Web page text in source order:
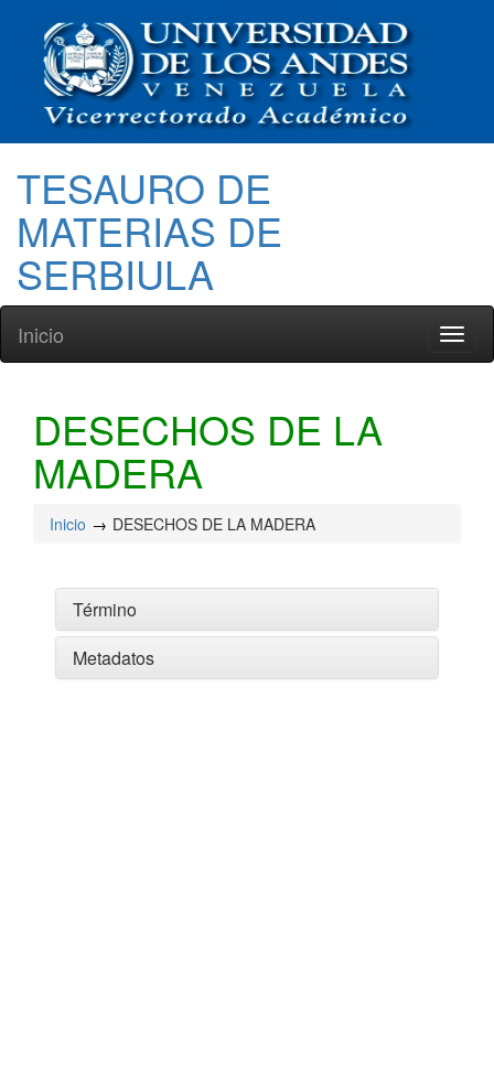
TESAURO DE
MATERIAS DE
SERBIULA
Inicio
DESECHOS DE LA
MADERA
Inicio DESECHOS DE LA MADERA
Término
Metadatos